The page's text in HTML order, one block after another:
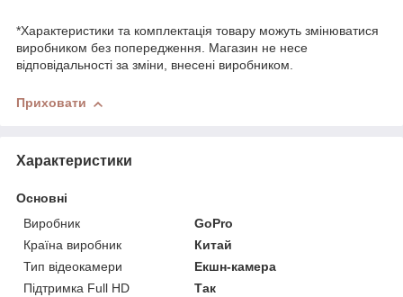
*Характеристики та комплектація товару можуть змінюватися
виробником без попередження. Магазин не несе
відповідальності за зміни, внесені виробником.
Приховати
Характеристики
Основні
Виробник
GoPro
Країна виробник
Китай
Тип відеокамери
Екшн-камера
Підтримка Full HD
Так